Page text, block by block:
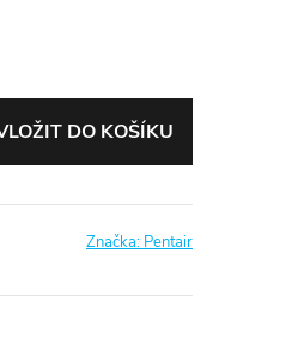
DO KOŠÍKU
Značka: Pentair